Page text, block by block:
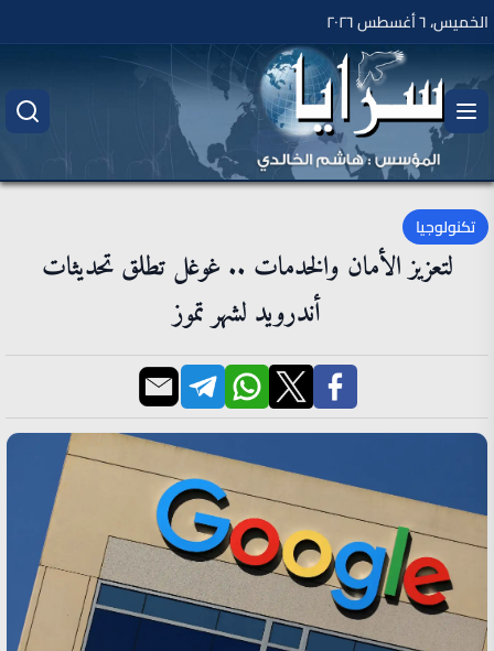
الخميس، ٦ أغسطس ٢٠٢٦
تكنولوجيا
لتعزيز الأمان والخدمات .. غوغل تطلق تحديثات
أندرويد لشهر تموز